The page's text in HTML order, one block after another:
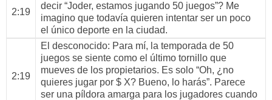
2:19
decir “Joder, estamos jugando 50 juegos”? Me
imagino que todavía quieren intentar ser un poco
el único deporte en la ciudad.
2:19
El desconocido: Para mí, la temporada de 50
juegos se siente como el último tornillo que
mueves de los propietarios. Es solo “Oh, ¿no
quieres jugar por $ X? Bueno, lo harás”. Parece
ser una píldora amarga para los jugadores cuando